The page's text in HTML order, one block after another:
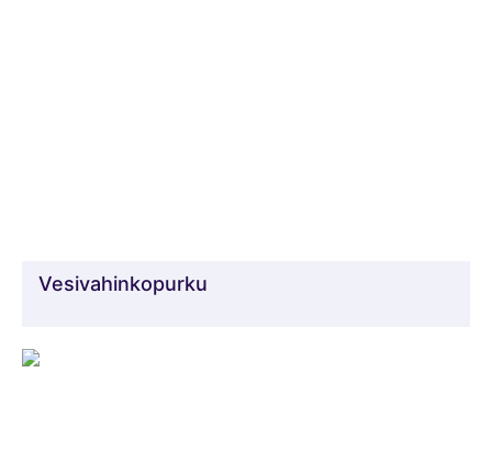
Vesivahinkopurku